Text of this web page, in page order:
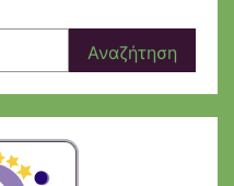
Αναζήτηση